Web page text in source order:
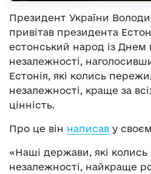
Президент України
привітав президента
естонський народ із Днем
незалежності,
Естонія, які колись
незалежності, краще за
цінність.
Про це він написав у
«Наші держави, які
незалежності, найкраще